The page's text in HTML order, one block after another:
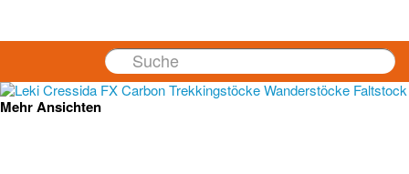
Mehr Ansichten